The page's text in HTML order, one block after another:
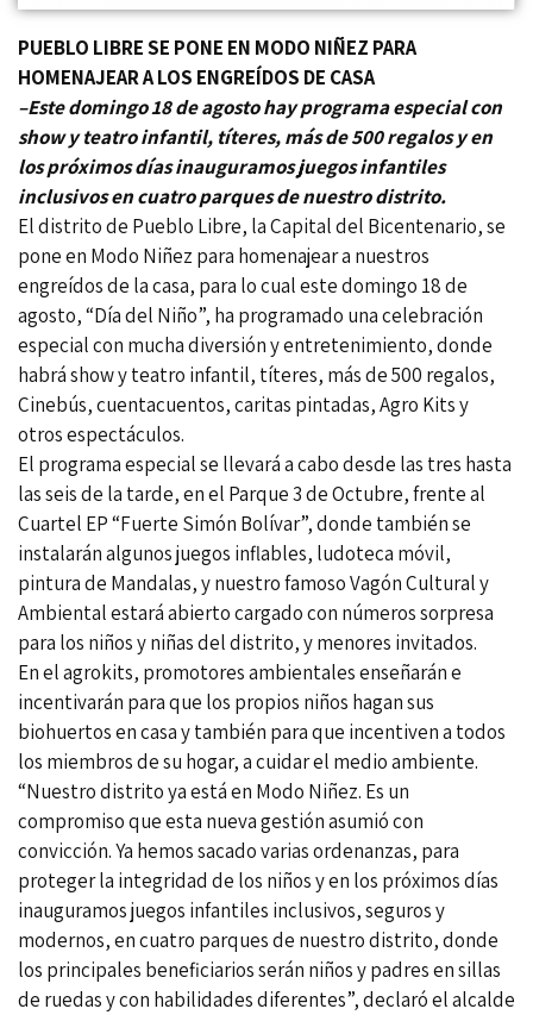
PUEBLO LIBRE SE PONE EN MODO NIÑEZ PARA
HOMENAJEAR A LOS ENGREÍDOS DE CASA
–Este domingo 18 de agosto hay programa especial con
show y teatro infantil, títeres, más de 500 regalos y en
los próximos días inauguramos juegos infantiles
inclusivos en cuatro parques de nuestro distrito.
El distrito de Pueblo Libre, la Capital del Bicentenario, se
pone en Modo Niñez para homenajear a nuestros
engreídos de la casa, para lo cual este domingo 18 de
agosto, “Día del Niño”, ha programado una celebración
especial con mucha diversión y entretenimiento, donde
habrá show y teatro infantil, títeres, más de 500 regalos,
Cinebús, cuentacuentos, caritas pintadas, Agro Kits y
otros espectáculos.
El programa especial se llevará a cabo desde las tres hasta
las seis de la tarde, en el Parque 3 de Octubre, frente al
Cuartel EP “Fuerte Simón Bolívar”, donde también se
instalarán algunos juegos inflables, ludoteca móvil,
pintura de Mandalas, y nuestro famoso Vagón Cultural y
Ambiental estará abierto cargado con números sorpresa
para los niños y niñas del distrito, y menores invitados.
En el agrokits, promotores ambientales enseñarán e
incentivarán para que los propios niños hagan sus
biohuertos en casa y también para que incentiven a todos
los miembros de su hogar, a cuidar el medio ambiente.
“Nuestro distrito ya está en Modo Niñez. Es un
compromiso que esta nueva gestión asumió con
convicción. Ya hemos sacado varias ordenanzas, para
proteger la integridad de los niños y en los próximos días
inauguramos juegos infantiles inclusivos, seguros y
modernos, en cuatro parques de nuestro distrito, donde
los principales beneficiarios serán niños y padres en sillas
de ruedas y con habilidades diferentes”, declaró el alcalde